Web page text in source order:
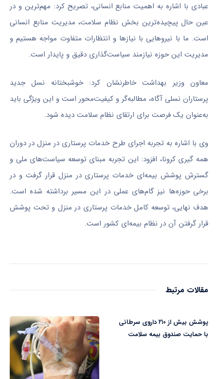
عبادی با اشاره به اهمیت منابع انسانی، تصریح کرد: مهم‌ترین و در
عین حال پیچیده‌ترین بخش نظام سلامت، مدیریت منابع انسانی
است. ما با نیروهایی با نیازها و انتظارات متفاوت مواجه هستیم و
مدیریت این حوزه نیازمند سیاست‌گذاری دقیق و پایدار است.
معاون وزیر بهداشت خاطرنشان کرد: خوشبختانه نسل جدید
پرستاران نسلی آگاه، مطالبه‌گر و کیفیت‌محور است و این ویژگی باید
به‌عنوان یک فرصت برای ارتقای نظام سلامت دیده شود.
وی با اشاره به تجربه اجرای طرح خدمات پرستاری در منزل در دوران
همه گیری کرونا، افزود: این تجربه مبنای توسعه سیاست‌های ملی و
گسترش پوشش بیمه‌ای خدمات پرستاری در منزل قرار گرفت و در
برخی حوزه‌ها نیز گام‌های عملی در این مسیر برداشته شده است.
هدف نهایی، توسعه کامل خدمات پرستاری در منزل و تحت پوشش
قرار گرفتن آن در نظام بیمه‌ای کشور است.
مقالات مرتبط
پوشش بیش از ۲۱۰ داروی سرطانی
با حمایت صندوق بیمه سلامت